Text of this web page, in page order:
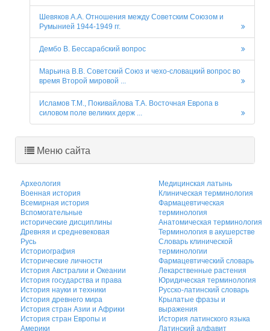
Шевяков А.А. Отношения между Советским Союзом и
Румынией 1944-1949 гг.
Дембо В. Бессарабский вопрос
Марьина В.В. Советский Союз и чехо-словацкий вопрос во
время Второй мировой ...
Исламов Т.М., Покивайлова Т.А. Восточная Европа в
силовом поле великих держ ...
Меню сайта
Археология
Военная история
Всемирная история
Вспомогательные
исторические дисциплины
Древняя и средневековая
Русь
Историография
Исторические личности
История Австралии и Океании
История государства и права
История науки и техники
История древнего мира
История стран Азии и Африки
История стран Европы и
Америки
Медицинская латынь
Клиническая терминология
Фармацевтическая
терминология
Анатомическая терминология
Терминология в акушерстве
Словарь клинической
терминологии
Фармацевтический словарь
Лекарственные растения
Юридическая терминология
Русско-латинский словарь
Крылатые фразы и
выражения
История латинского языка
Латинский алфавит